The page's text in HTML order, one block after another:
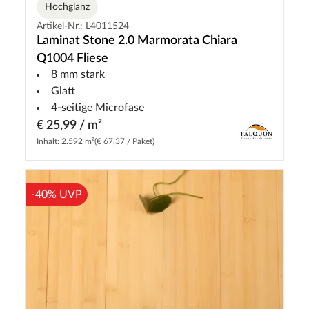
Hochglanz
Artikel-Nr.: L4011524
Laminat Stone 2.0 Marmorata Chiara
Q1004 Fliese
8 mm stark
Glatt
4-seitige Microfase
€ 25,99 / m²
Inhalt: 2.592 m²(€ 67,37 / Paket)
-40% UVP